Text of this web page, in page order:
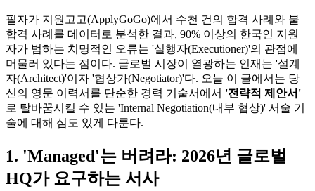
필자가 지원고고(ApplyGoGo)에서 수천 건의 합격 사례와 불
합격 사례를 데이터로 분석한 결과, 90% 이상의 한국인 지원
자가 범하는 치명적인 오류는 '실행자(Executioner)'의 관점에
머물러 있다는 점이다. 글로벌 시장이 열광하는 인재는 '설계
자(Architect)'이자 '협상가(Negotiator)'다. 오늘 이 글에서는 당
신의 영문 이력서를 단순한 경력 기술서에서 '전략적 제안서'​
로 탈바꿈시킬 수 있는 'Internal Negotiation(내부 협상)' 서술 기
술에 대해 심도 있게 다룬다.
1. 'Managed'는 버려라: 2026년 글로벌
HQ가 요구하는 서사